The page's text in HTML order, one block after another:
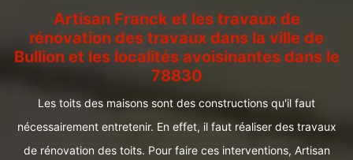
Artisan Franck et les travaux de
rénovation des travaux dans la ville de
Bullion et les localités avoisinantes dans le
78830
Les toits des maisons sont des constructions qu'il faut
nécessairement entretenir. En effet, il faut réaliser des travaux
de rénovation des toits. Pour faire ces interventions, Artisan